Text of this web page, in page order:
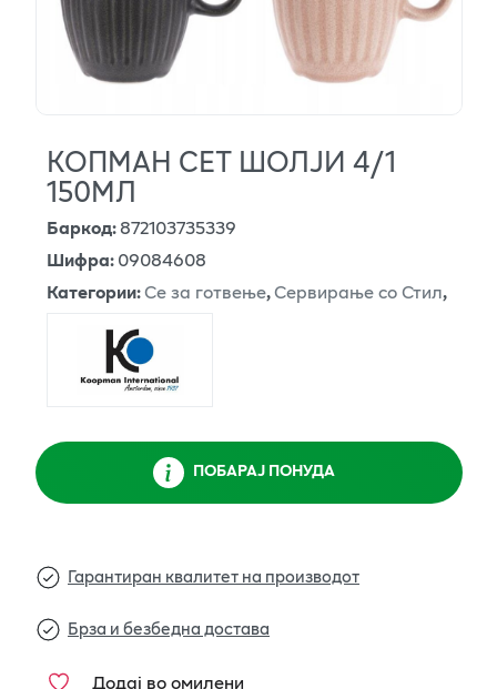
КОПМАН СЕТ ШОЛЈИ 4/1
150МЛ
Баркод:872103735339
Шифра:09084608
Категории:Се за готвење,Сервирање со Стил,
ПОБАРАЈ ПОНУДА
Гарантиран квалитет на производот
Брза и безбедна достава
Додај во омилени